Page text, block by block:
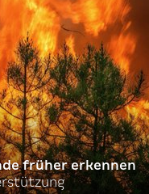
früher erkennen